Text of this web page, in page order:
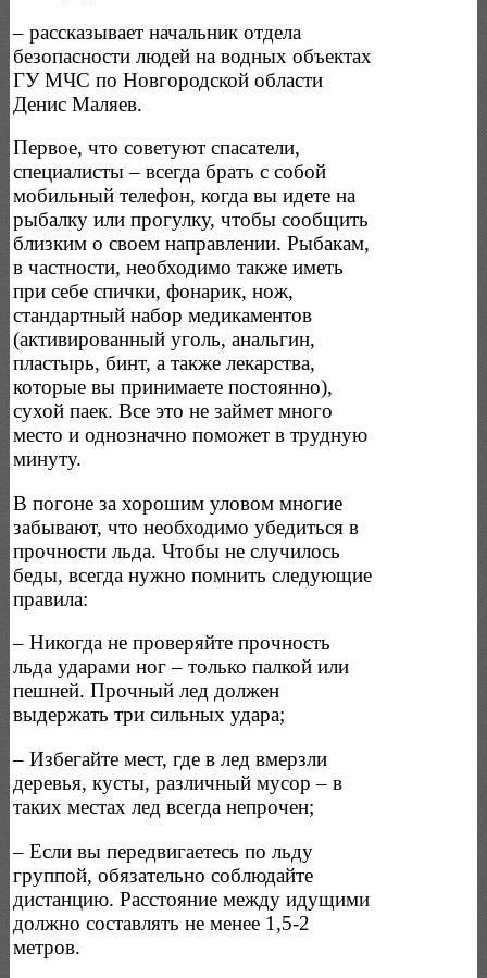
– рассказывает начальник отдела
безопасности людей на водных объектах
ГУ МЧС по Новгородской области
Денис Маляев.
Первое, что советуют спасатели,
специалисты – всегда брать с собой
мобильный телефон, когда вы идете на
рыбалку или прогулку, чтобы сообщить
близким о своем направлении. Рыбакам,
в частности, необходимо также иметь
при себе спички, фонарик, нож,
стандартный набор медикаментов
(активированный уголь, анальгин,
пластырь, бинт, а также лекарства,
которые вы принимаете постоянно),
сухой паек. Все это не займет много
место и однозначно поможет в трудную
минуту.
В погоне за хорошим уловом многие
забывают, что необходимо убедиться в
прочности льда. Чтобы не случилось
беды, всегда нужно помнить следующие
правила:
– Никогда не проверяйте прочность
льда ударами ног – только палкой или
пешней. Прочный лед должен
выдержать три сильных удара;
– Избегайте мест, где в лед вмерзли
деревья, кусты, различный мусор – в
таких местах лед всегда непрочен;
– Если вы передвигаетесь по льду
группой, обязательно соблюдайте
дистанцию. Расстояние между идущими
должно составлять не менее 1,5-2
метров.